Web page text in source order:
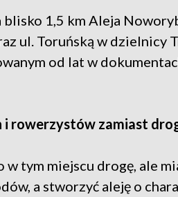
1,5 km Aleja
ul. Toruńską w dzielnicy
od lat w
i rowerzystów zamiast
w tym miejscu drogę, ale
a stworzyć aleję o